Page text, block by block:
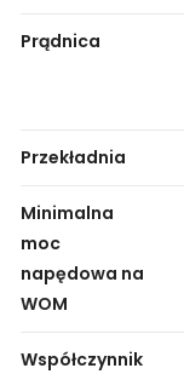
Prądnica
Przekładnia
Minimalna
moc
napędowa na
WOM
Współczynnik